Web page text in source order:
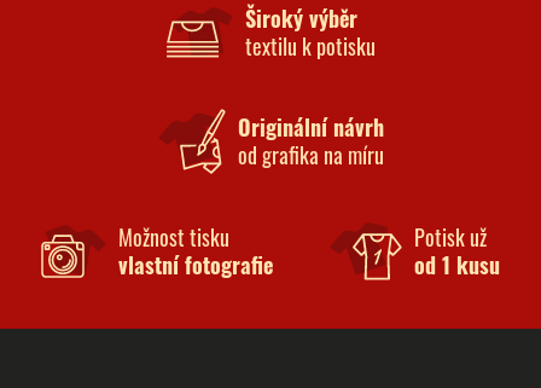
Široký výběr
textilu k potisku
Originální návrh
od grafika na míru
Možnost tisku
vlastní fotografie
Potisk už
od 1 kusu